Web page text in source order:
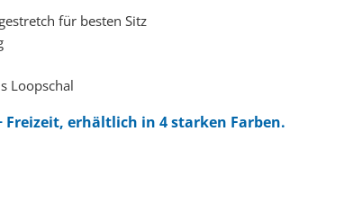
für besten Sitz
Loopschal
Freizeit, erhältlich in 4 starken Farben.